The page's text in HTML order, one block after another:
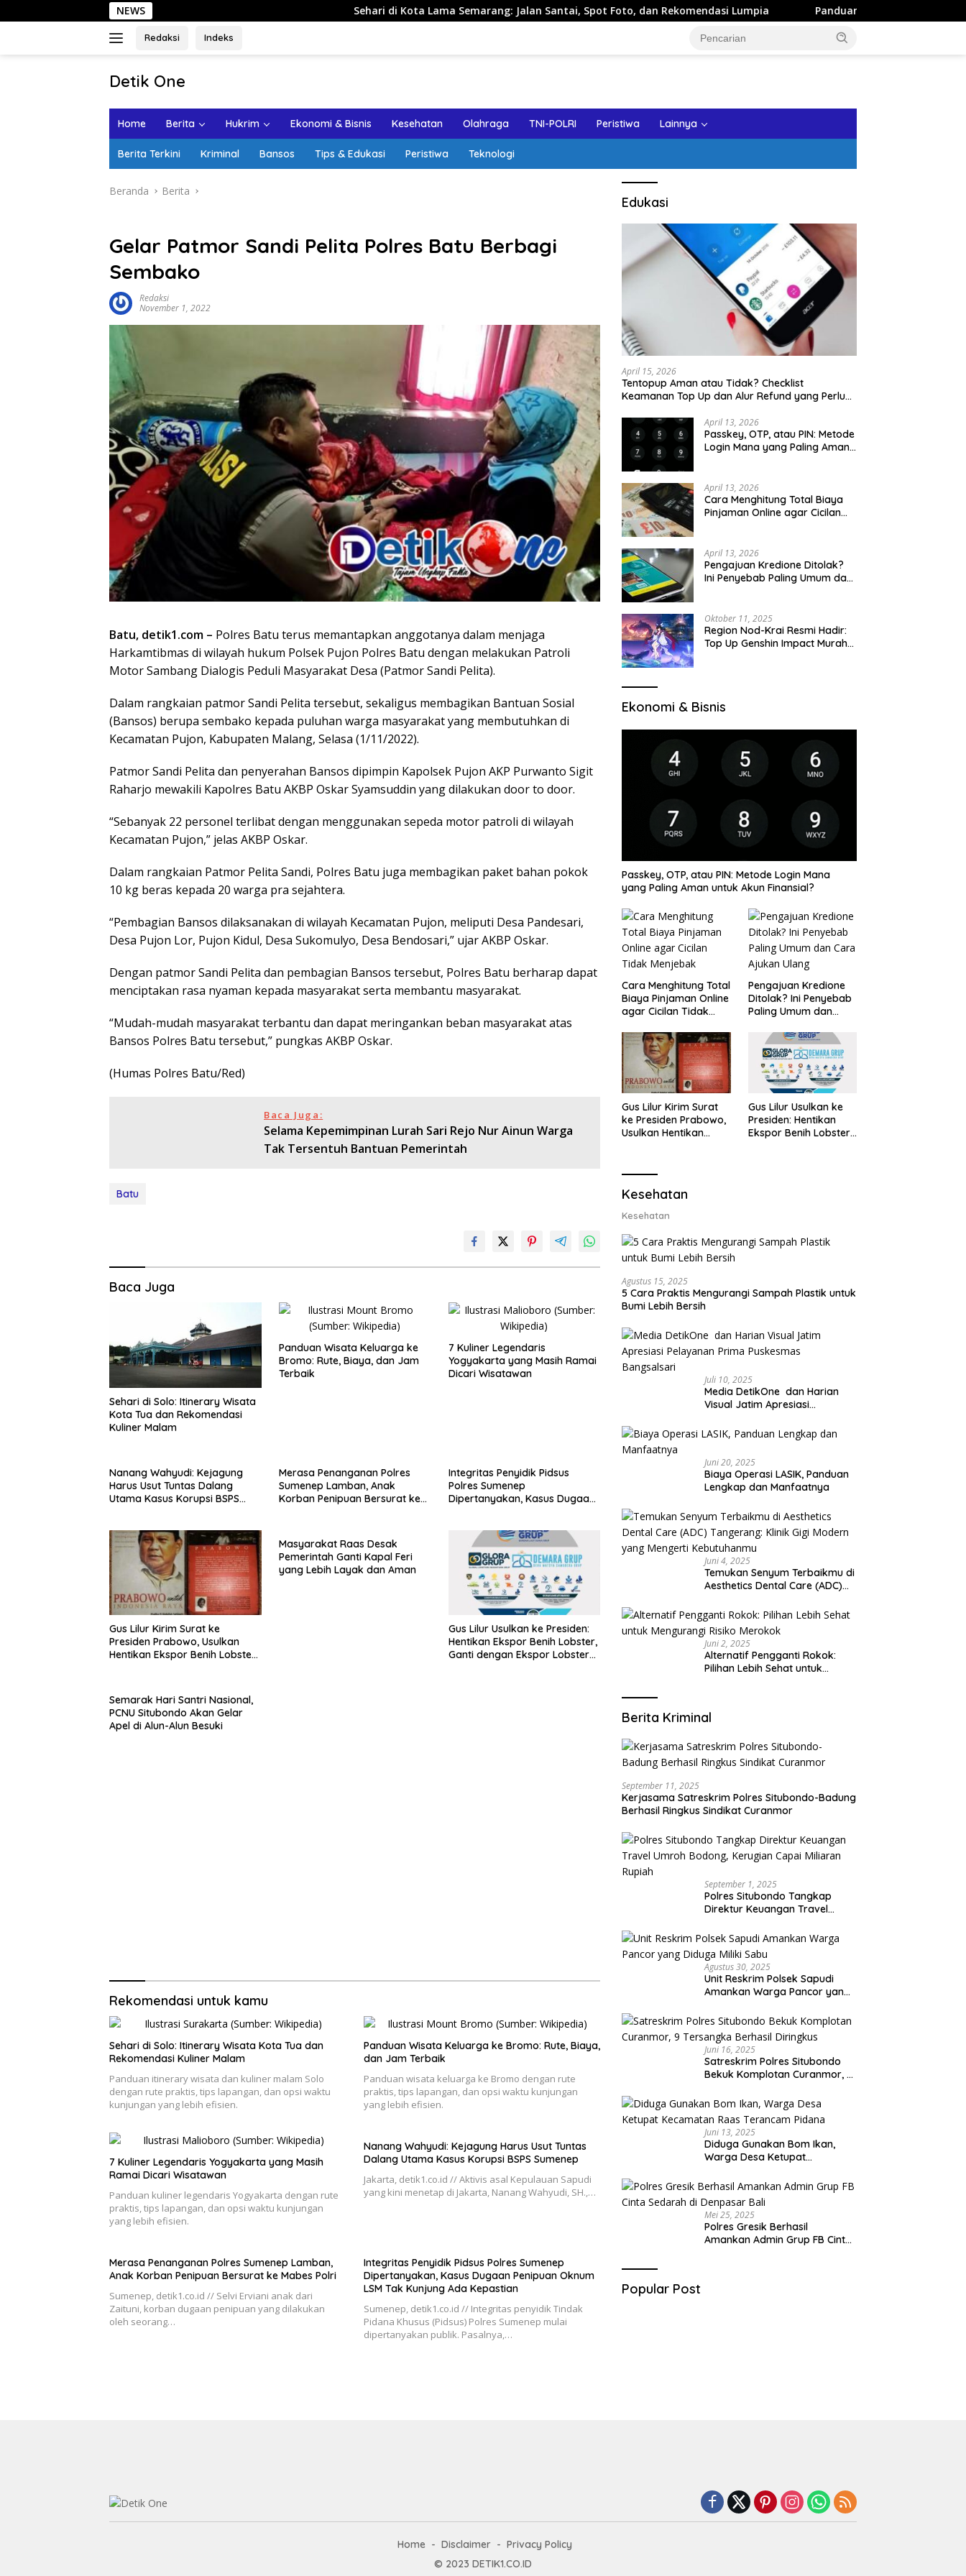
ke
NEWS Sehari di Kota Lama Semarang: Jalan Santai, Spot Foto, dan Rekomendasi Lumpia Panduan Wisata Keluarga ke Kota Batu:
Redaksi Indeks
Detik One
Ungkap
Home Berita Hukrim Ekonomi & Bisnis Kesehatan Olahraga TNI-POLRI Peristiwa Lainnya
Berita Terkini Kriminal Bansos Tips & Edukasi Peristiwa Teknologi
Beranda Berita
Gelar Patmor Sandi Pelita Polres Batu Berbagi
Sembako
Redaksi
November 1, 2022
Batu, detik1.com – Polres Batu terus memantapkan anggotanya dalam menjaga
Harkamtibmas di wilayah hukum Polsek Pujon Polres Batu dengan melakukan Patroli
Motor Sambang Dialogis Peduli Masyarakat Desa (Patmor Sandi Pelita).
Dalam rangkaian patmor Sandi Pelita tersebut, sekaligus membagikan Bantuan Sosial
(Bansos) berupa sembako kepada puluhan warga masyarakat yang membutuhkan di
Kecamatan Pujon, Kabupaten Malang, Selasa (1/11/2022).
Patmor Sandi Pelita dan penyerahan Bansos dipimpin Kapolsek Pujon AKP Purwanto Sigit
Raharjo mewakili Kapolres Batu AKBP Oskar Syamsuddin yang dilakukan door to door.
“Sebanyak 22 personel terlibat dengan menggunakan sepeda motor patroli di wilayah
Kecamatan Pujon,” jelas AKBP Oskar.
Dalam rangkaian Patmor Pelita Sandi, Polres Batu juga membagikan paket bahan pokok
10 kg beras kepada 20 warga pra sejahtera.
“Pembagian Bansos dilaksanakan di wilayah Kecamatan Pujon, meliputi Desa Pandesari,
Desa Pujon Lor, Pujon Kidul, Desa Sukomulyo, Desa Bendosari,” ujar AKBP Oskar.
Dengan patmor Sandi Pelita dan pembagian Bansos tersebut, Polres Batu berharap dapat
menciptakan rasa nyaman kepada masyarakat serta membantu masyarakat.
“Mudah-mudah masyarakat terbantu dan dapat meringankan beban masyarakat atas
Bansos Polres Batu tersebut,” pungkas AKBP Oskar.
(Humas Polres Batu/Red)
Baca Juga:
Selama Kepemimpinan Lurah Sari Rejo Nur Ainun Warga
Tak Tersentuh Bantuan Pemerintah
Batu
Baca Juga
Sehari di Solo: Itinerary Wisata
Kota Tua dan Rekomendasi
Kuliner Malam
Panduan Wisata Keluarga ke
Bromo: Rute, Biaya, dan Jam
Terbaik
7 Kuliner Legendaris
Yogyakarta yang Masih Ramai
Dicari Wisatawan
Nanang Wahyudi: Kejagung
Harus Usut Tuntas Dalang
Utama Kasus Korupsi BSPS
Merasa Penanganan Polres
Sumenep Lamban, Anak
Korban Penipuan Bersurat ke
Integritas Penyidik Pidsus
Polres Sumenep
Dipertanyakan, Kasus Dugaan
Gus Lilur Kirim Surat ke
Presiden Prabowo, Usulkan
Hentikan Ekspor Benih Lobster
Masyarakat Raas Desak
Pemerintah Ganti Kapal Feri
yang Lebih Layak dan Aman
Gus Lilur Usulkan ke Presiden:
Hentikan Ekspor Benih Lobster,
Ganti dengan Ekspor Lobster
Semarak Hari Santri Nasional,
PCNU Situbondo Akan Gelar
Apel di Alun-Alun Besuki
Rekomendasi untuk kamu
Sehari di Solo: Itinerary Wisata Kota Tua dan
Rekomendasi Kuliner Malam
Panduan itinerary wisata dan kuliner malam Solo
dengan rute praktis, tips lapangan, dan opsi waktu
kunjungan yang lebih efisien.
Panduan Wisata Keluarga ke Bromo: Rute, Biaya,
dan Jam Terbaik
Panduan wisata keluarga ke Bromo dengan rute
praktis, tips lapangan, dan opsi waktu kunjungan
yang lebih efisien.
7 Kuliner Legendaris Yogyakarta yang Masih
Ramai Dicari Wisatawan
Panduan kuliner legendaris Yogyakarta dengan rute
praktis, tips lapangan, dan opsi waktu kunjungan
yang lebih efisien.
Nanang Wahyudi: Kejagung Harus Usut Tuntas
Dalang Utama Kasus Korupsi BSPS Sumenep
Jakarta, detik1.co.id // Aktivis asal Kepulauan Sapudi
yang kini menetap di Jakarta, Nanang Wahyudi, SH.,…
Merasa Penanganan Polres Sumenep Lamban,
Anak Korban Penipuan Bersurat ke Mabes Polri
Sumenep, detik1.co.id // Selvi Erviani anak dari
Zaituni, korban dugaan penipuan yang dilakukan
oleh seorang…
Integritas Penyidik Pidsus Polres Sumenep
Dipertanyakan, Kasus Dugaan Penipuan Oknum
LSM Tak Kunjung Ada Kepastian
Sumenep, detik1.co.id // Integritas penyidik Tindak
Pidana Khusus (Pidsus) Polres Sumenep mulai
dipertanyakan publik. Pasalnya,…
Edukasi
April 15, 2026
Tentopup Aman atau Tidak? Checklist
Keamanan Top Up dan Alur Refund yang Perlu
April 13, 2026
Passkey, OTP, atau PIN: Metode
Login Mana yang Paling Aman
April 13, 2026
Cara Menghitung Total Biaya
Pinjaman Online agar Cicilan
April 13, 2026
Pengajuan Kredione Ditolak?
Ini Penyebab Paling Umum dan
Oktober 11, 2025
Region Nod-Krai Resmi Hadir:
Top Up Genshin Impact Murah
Ekonomi & Bisnis
Passkey, OTP, atau PIN: Metode Login Mana
yang Paling Aman untuk Akun Finansial?
Cara Menghitung Total
Biaya Pinjaman Online
agar Cicilan Tidak
Pengajuan Kredione
Ditolak? Ini Penyebab
Paling Umum dan
Gus Lilur Kirim Surat
ke Presiden Prabowo,
Usulkan Hentikan
Lobster 50 Gram
Gus Lilur Usulkan ke
Presiden: Hentikan
Ekspor Benih Lobster,
Kesehatan
Kesehatan
Agustus 15, 2025
5 Cara Praktis Mengurangi Sampah Plastik untuk
Bumi Lebih Bersih
Juli 10, 2025
Media DetikOne dan Harian
Visual Jatim Apresiasi
Bangsalsari
Juni 20, 2025
Biaya Operasi LASIK, Panduan
Lengkap dan Manfaatnya
Juni 4, 2025
Temukan Senyum Terbaikmu di
Aesthetics Dental Care (ADC)
yang Mengerti Kebutuhanmu
Juni 2, 2025
Alternatif Pengganti Rokok:
Pilihan Lebih Sehat untuk
Berita Kriminal
September 11, 2025
Kerjasama Satreskrim Polres Situbondo-Badung
Berhasil Ringkus Sindikat Curanmor
September 1, 2025
Polres Situbondo Tangkap
Direktur Keuangan Travel
Capai Miliaran Rupiah
Agustus 30, 2025
Unit Reskrim Polsek Sapudi
Amankan Warga Pancor yang
Juni 16, 2025
Satreskrim Polres Situbondo
Bekuk Komplotan Curanmor, 9
Juni 13, 2025
Diduga Gunakan Bom Ikan,
Warga Desa Ketupat
Pidana
Mei 25, 2025
Polres Gresik Berhasil
Amankan Admin Grup FB Cinta
Popular Post
Home Disclaimer
Privacy Policy
© 2023 DETIK1.CO.ID